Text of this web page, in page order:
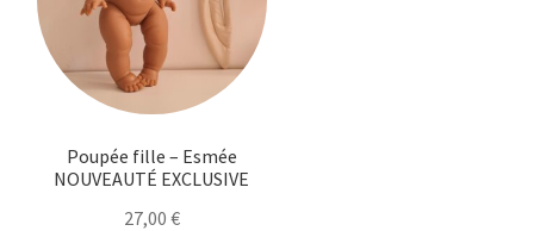
Poupée fille – Esmée
NOUVEAUTÉ EXCLUSIVE
27,00 €